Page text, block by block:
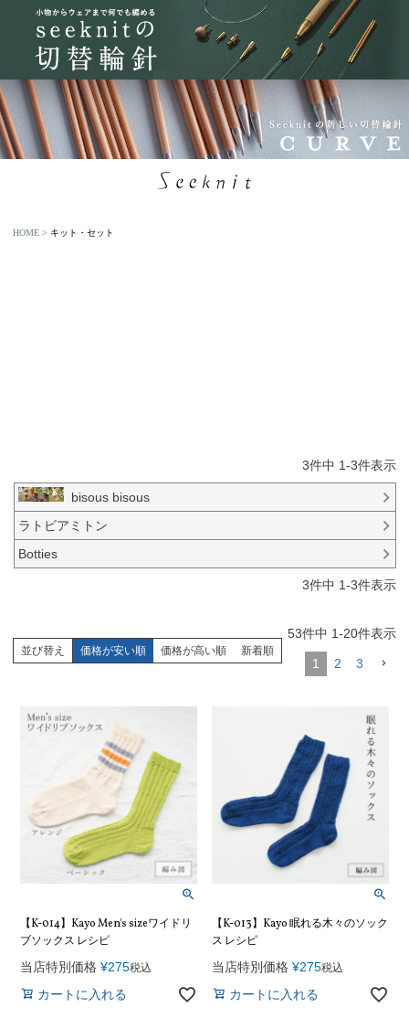
HOME キット・セット
3件中 1-3件表示
bisous bisous
ラトビアミトン
Botties
3件中 1-3件表示
並び替え 価格が安い順 価格が高い順 新着順
53件中 1-20件表示
1 2 3
【K-014】Kayo Men's sizeワイドリ
ブソックス レシピ
当店特別価格 ¥275税込
カートに入れる
【K-013】Kayo 眠れる木々のソック
ス レシピ
当店特別価格 ¥275税込
カートに入れる